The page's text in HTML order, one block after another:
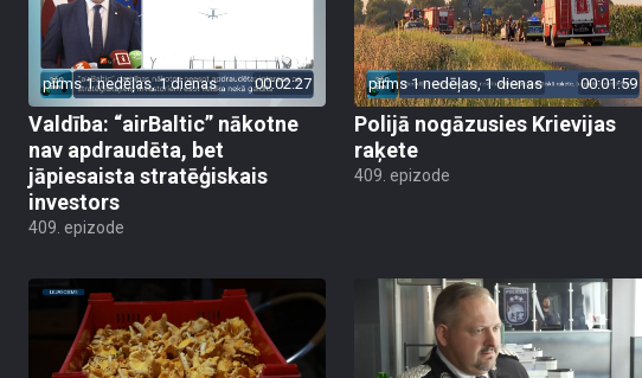
pirms 1 nedēļas, 1 dienas 00:02:27
Valdība: “airBaltic” nākotne
nav apdraudēta, bet
jāpiesaista stratēģiskais
investors
409. epizode
pirms 1 nedēļas, 1 dienas 00:01:59
Polijā nogāzusies Krievijas
raķete
409. epizode